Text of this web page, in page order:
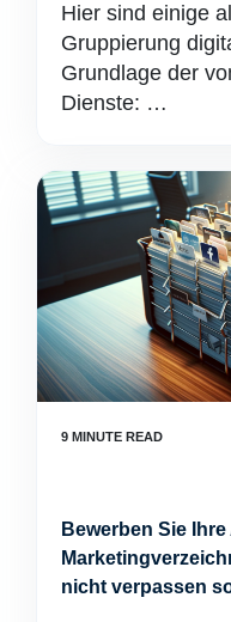
Hier sind einige
Gruppierung
Grundlage der
Dienste: …
Bewerben Sie
nicht verpassen